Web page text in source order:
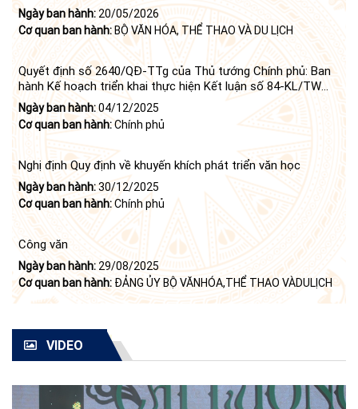
Ngày ban hành: 20/05/2026
Cơ quan ban hành:BỘ VĂN HÓA, THỂ THAO VÀ DU LỊCH
Quyết định số 2640/QĐ-TTg của Thủ tướng Chính phủ: Ban
hành Kế hoạch triển khai thực hiện Kết luận số 84-KL/TW
ngày 21 tháng 6 năm 2024 của Bộ Chính trị tiếp tục thực
hiện Nghị quyết số 23-NQ/TW ngày 16 tháng 6 năm 2008
của Bộ Chính trị (khóa X) về "tiếp tục xây dựng và phát triển
văn học, nghệ thuật trong thời kỳ mới"
Ngày ban hành:04/12/2025
Cơ quan ban hành:Chính phủ
Nghị định Quy định về khuyến khích phát triển văn học
Ngày ban hành:30/12/2025
Cơ quan ban hành:Chính phủ
Công văn
Ngày ban hành: 29/08/2025
Cơ quan ban hành: ĐẢNG ỦY BỘ VĂNHÓA,THỂ THAO VÀDULỊCH
VIDEO